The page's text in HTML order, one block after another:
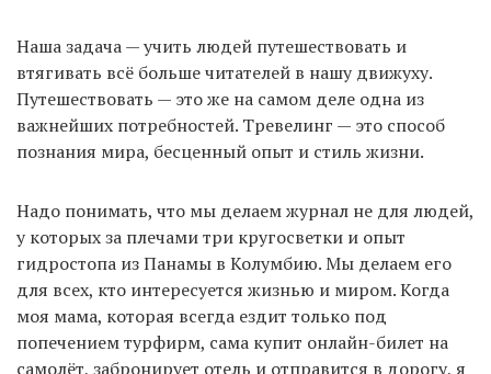
Наша задача — учить людей путешествовать и
втягивать всё больше читателей в нашу движуху.
Путешествовать — это же на самом деле одна из
важнейших потребностей. Тревелинг — это способ
познания мира, бесценный опыт и стиль жизни.
Надо понимать, что мы делаем журнал не для людей,
у которых за плечами три кругосветки и опыт
гидростопа из Панамы в Колумбию. Мы делаем его
для всех, кто интересуется жизнью и миром. Когда
моя мама, которая всегда ездит только под
попечением турфирм, сама купит онлайн-билет на
самолёт, забронирует отель и отправится в дорогу, я